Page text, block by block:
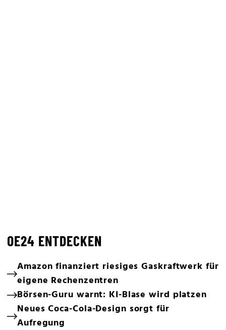
OE24 ENTDECKEN
Amazon finanziert riesiges Gaskraftwerk für
eigene Rechenzentren
Börsen-Guru warnt: KI-Blase wird platzen
Neues Coca-Cola-Design sorgt für
Aufregung